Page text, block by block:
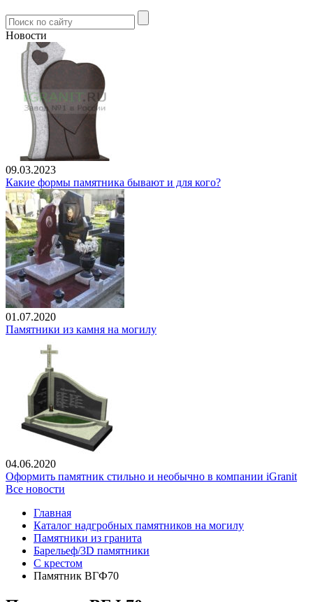
Новости
09.03.2023
Какие формы памятника бывают и для кого?
01.07.2020
Памятники из камня на могилу
04.06.2020
Оформить памятник стильно и необычно в компании iGranit
Все новости
Главная
Каталог надгробных памятников на могилу
Памятники из гранита
Барельеф/3D памятники
С крестом
Памятник ВГФ70